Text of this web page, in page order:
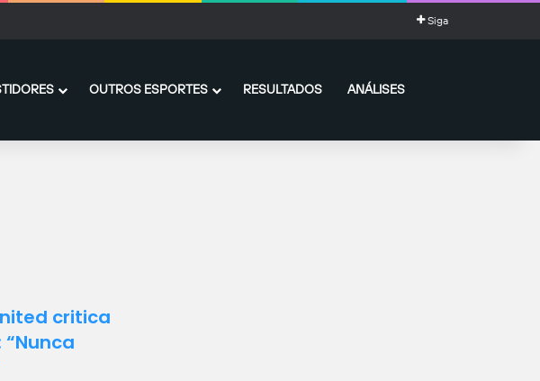
United Siga
OUTROS ESPORTES RESULTADOS ANÁLISES
critica